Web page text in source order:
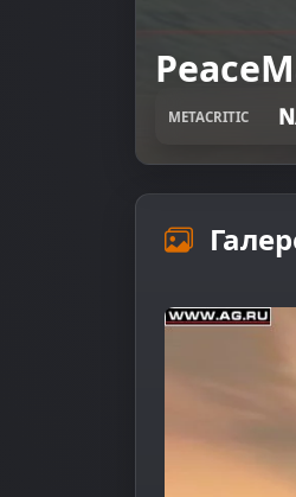
METACRITIC